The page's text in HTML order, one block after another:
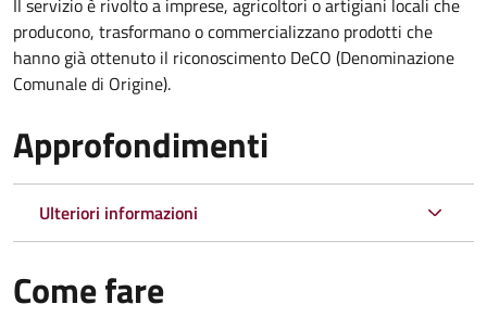
producono, trasformano o commercializzano prodotti che
hanno già ottenuto il riconoscimento DeCO (Denominazione
Comunale di Origine).
Approfondimenti
Ulteriori informazioni
Come fare